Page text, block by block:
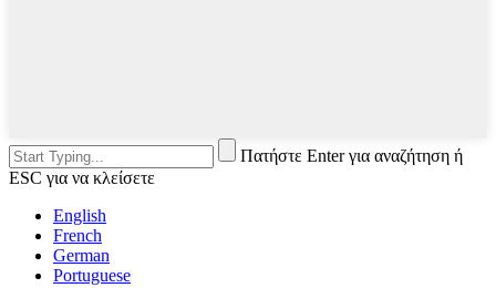
Πατήστε Enter για αναζήτηση ή
ESC για να κλείσετε
English
French
German
Portuguese